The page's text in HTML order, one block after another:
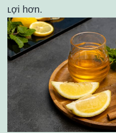
ʟợi hơn.